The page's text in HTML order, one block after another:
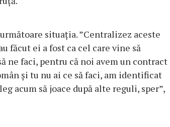
situaţia. ”Centralizez aceste
făcut ei a fost ca cel care vine să
ne faci, pentru că noi avem un contract
şi tu nu ai ce să faci, am identificat
acum să joace după alte reguli, sper”,